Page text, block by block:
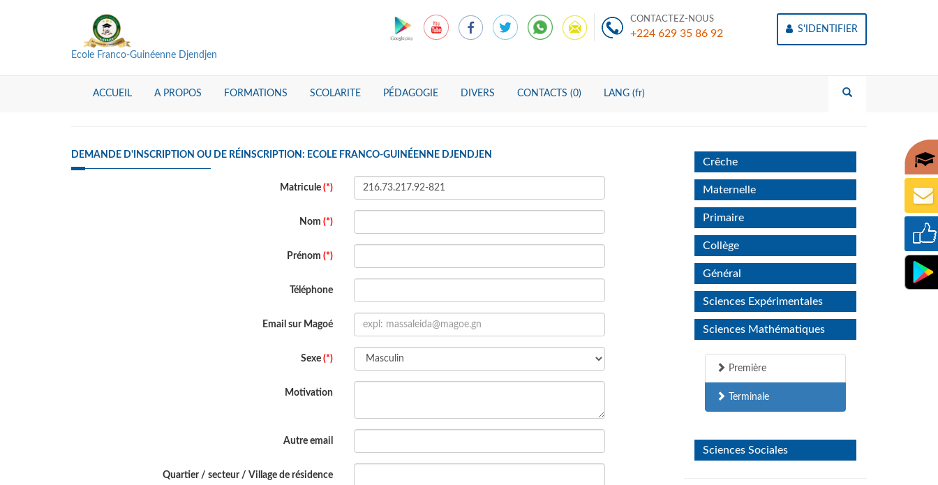
Ecole Franco-Guinéenne Djendjen
CONTACTEZ-NOUS
+224 629 35 86 92 S'IDENTIFIER
ACCUEIL A PROPOS FORMATIONS SCOLARITE PÉDAGOGIE DIVERS CONTACTS (0) LANG (fr)
DEMANDE D'INSCRIPTION OU DE RÉINSCRIPTION: ECOLE FRANCO-GUINÉENNE DJENDJEN
Matricule (*)
Nom (*)
Prénom (*)
Téléphone
Email sur Magoé
Sexe (*)
Motivation
Autre email
Quartier / secteur / Village de résidence
Crêche
Maternelle
Primaire
Collège
Général
Sciences Expérimentales
Sciences Mathématiques
Première
Terminale
Sciences Sociales